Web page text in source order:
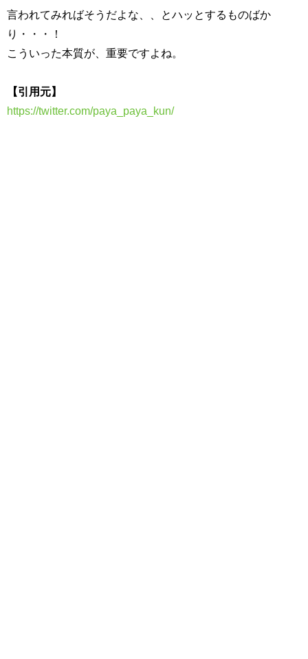
言われてみればそうだよな、、とハッとするものばか
り・・・！
こういった本質が、重要ですよね。
【引用元】
https://twitter.com/paya_paya_kun/